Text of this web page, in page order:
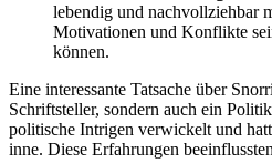
lebendig und nachvollziehbar
Motivationen ​und Konflikte
können.
Eine interessante Tatsache über
Schriftsteller, ⁢sondern auch⁤ ein
politische Intrigen verwickelt und
‌inne. Diese Erfahrungen